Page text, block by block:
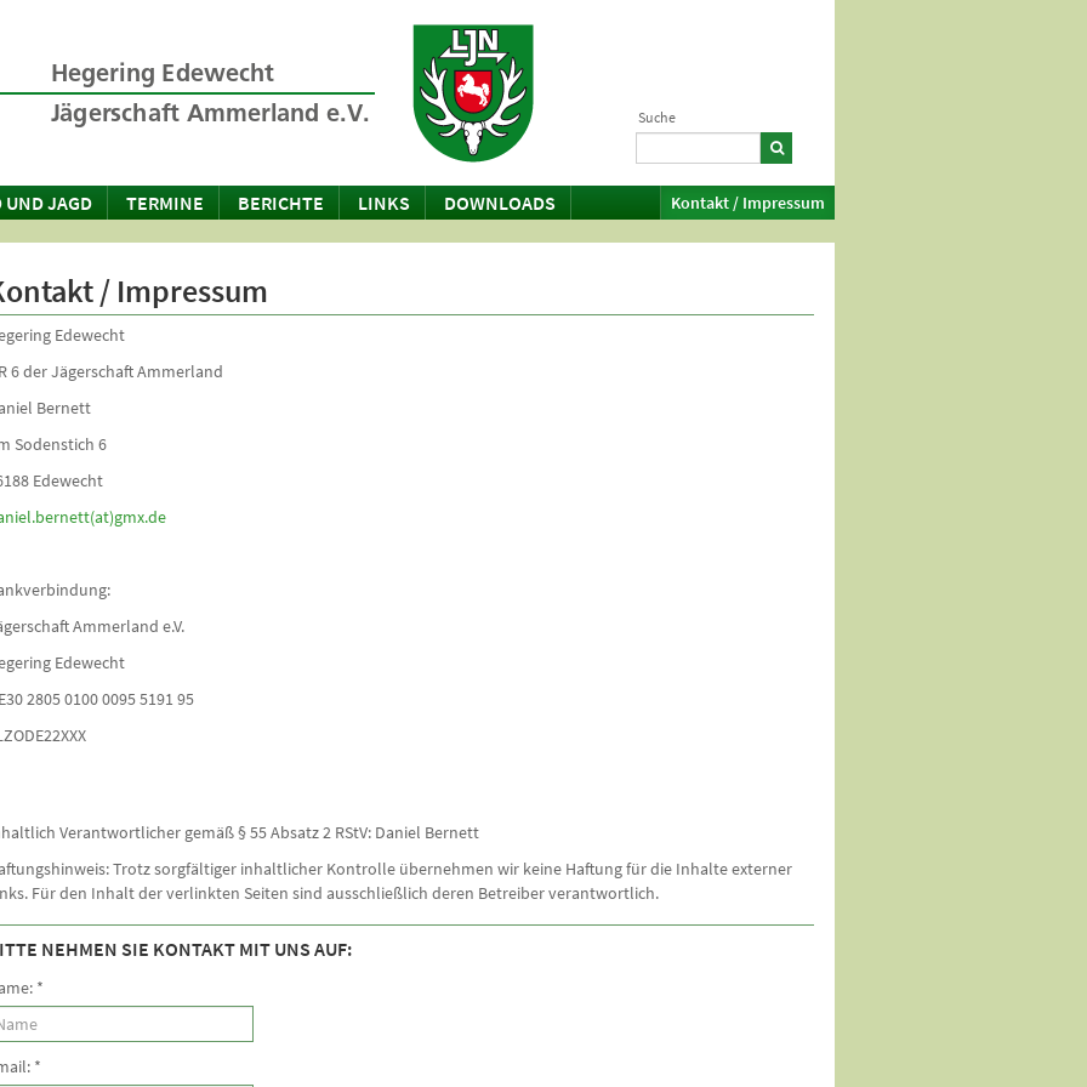
Suche
UND JAGD TERMINE BERICHTE LINKS DOWNLOADS Kontakt / Impressum
/ Impressum
Edewecht
6 der Jägerschaft Ammerland
Bernett
Sodenstich 6
Edewecht
Ammerland e.V.
Edewecht
2805 0100 0095 5191 95
Verantwortlicher gemäß § 55 Absatz 2 RStV: Daniel Bernett
Trotz sorgfältiger inhaltlicher Kontrolle übernehmen wir keine Haftung für die Inhalte externer
Für den Inhalt der verlinkten Seiten sind ausschließlich deren Betreiber verantwortlich.
NEHMEN SIE KONTAKT MIT UNS AUF:
*
*